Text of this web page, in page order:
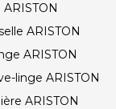
ARISTON
ARISTON
linge ARISTON
ARISTON